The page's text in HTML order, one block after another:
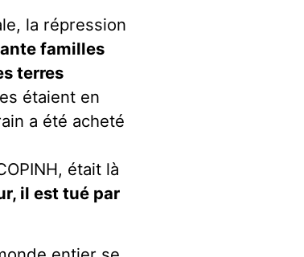
la répression
familles
terres
étaient en
a été acheté
était là
il est tué par